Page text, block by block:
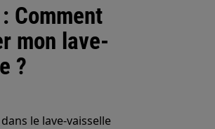
Comment
mon lave-
?
le lave-vaisselle